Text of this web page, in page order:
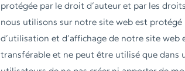
protégée par le droit d’auteur et par les
nous utilisons sur notre site web est
d’utilisation et d’affichage de notre site
transférable et ne peut être utilisé que dans